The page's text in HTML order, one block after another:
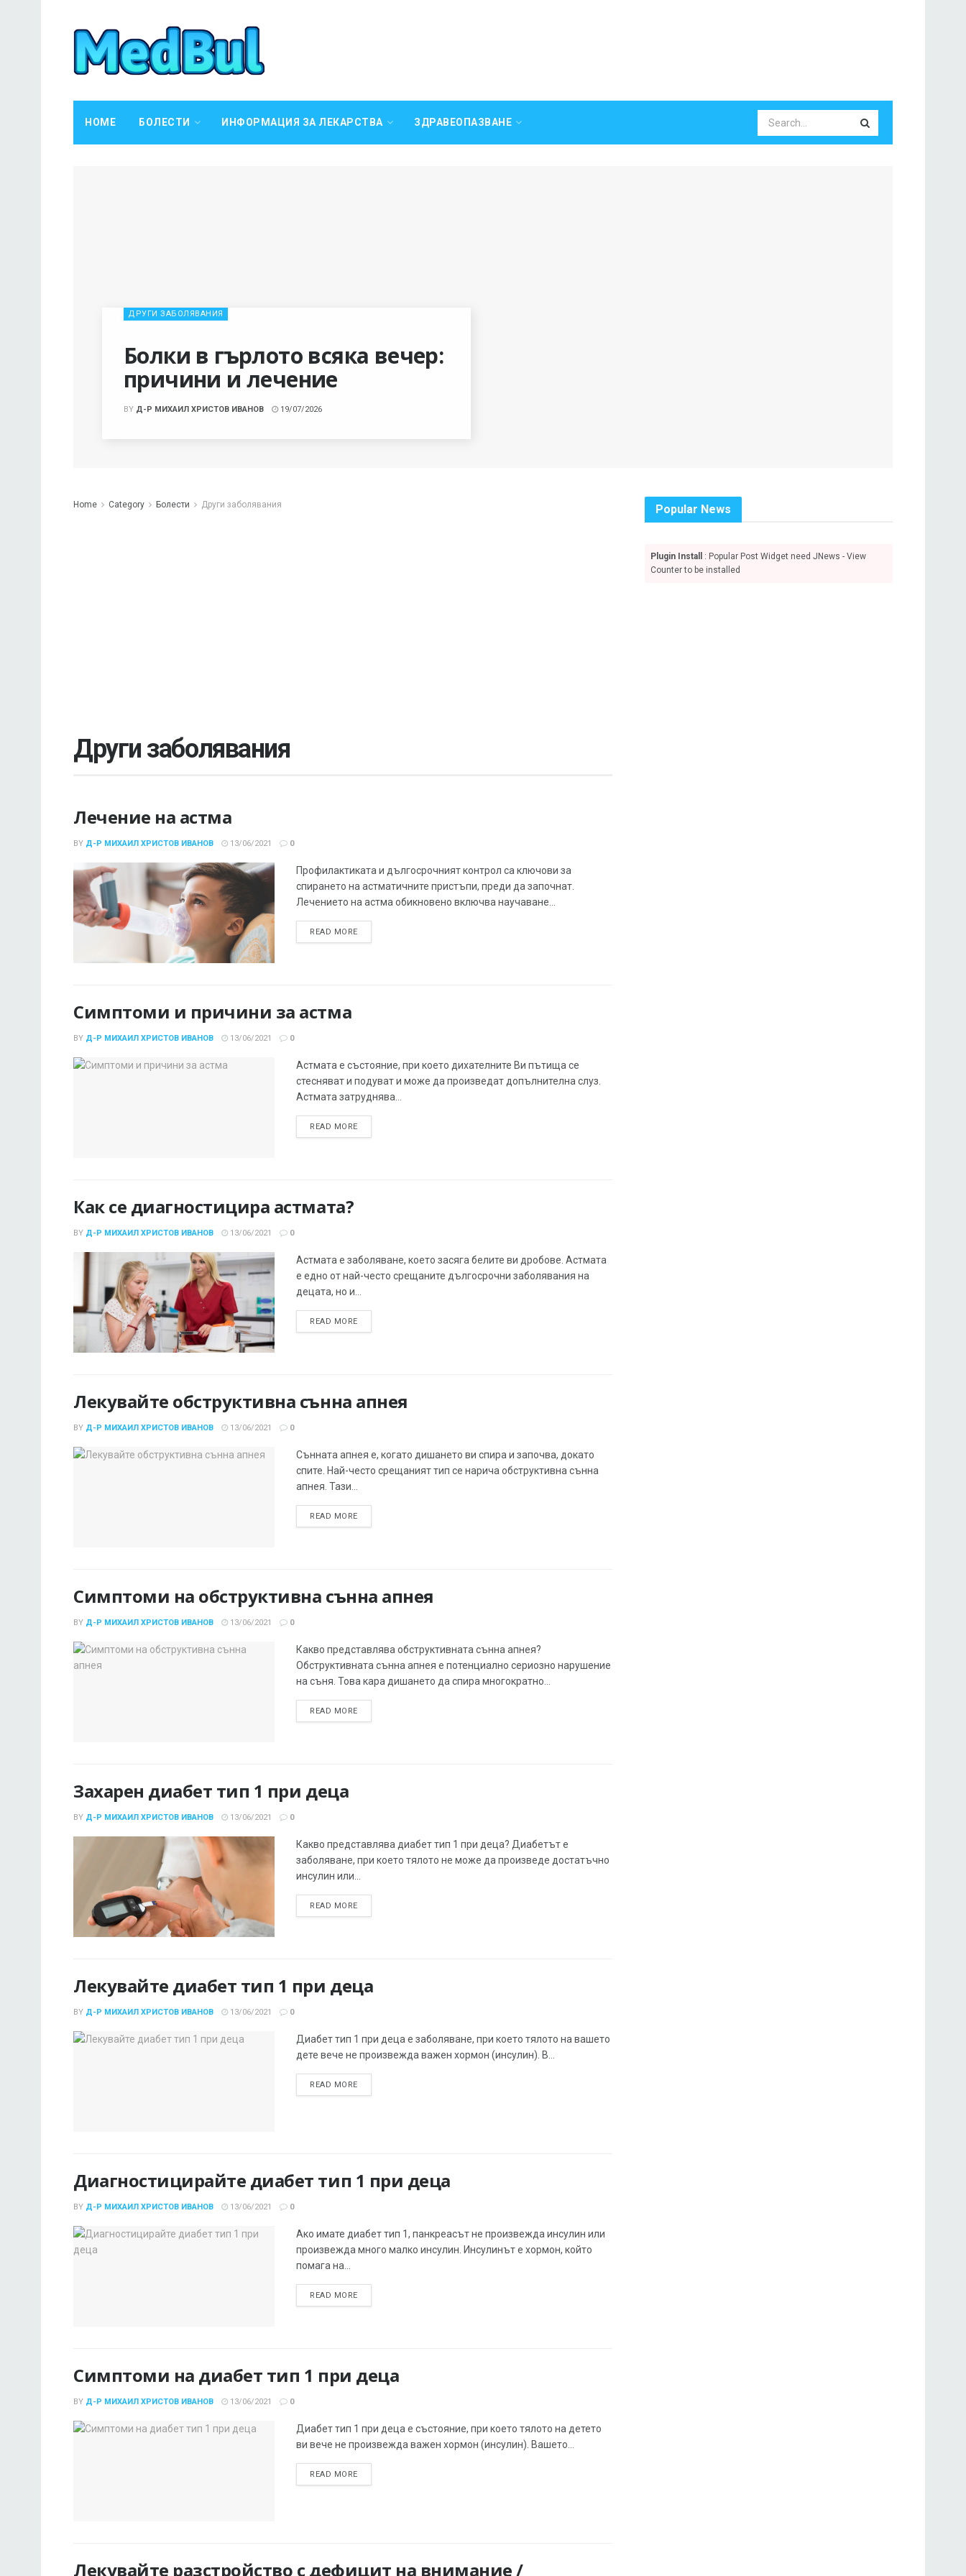
HOME БОЛЕСТИ ИНФОРМАЦИЯ ЗА ЛЕКАРСТВА ЗДРАВЕОПАЗВАНЕ
ДРУГИ ЗАБОЛЯВАНИЯ
Болки в гърлото всяка вечер:
причини и лечение
BY Д-Р МИХАИЛ ХРИСТОВ ИВАНОВ 19/07/2026
Home Category Болести Други заболявания
Други заболявания
Лечение на астма
BY Д-Р МИХАИЛ ХРИСТОВ ИВАНОВ 13/06/2021 0
Профилактиката и дългосрочният контрол са ключови за
спирането на астматичните пристъпи, преди да започнат.
Лечението на астма обикновено включва научаване...
READ MORE
Симптоми и причини за астма
BY Д-Р МИХАИЛ ХРИСТОВ ИВАНОВ 13/06/2021 0
Астмата е състояние, при което дихателните Ви пътища се
стесняват и подуват и може да произведат допълнителна слуз.
Астмата затруднява...
READ MORE
Как се диагностицира астмата?
BY Д-Р МИХАИЛ ХРИСТОВ ИВАНОВ 13/06/2021 0
Астмата е заболяване, което засяга белите ви дробове. Астмата
е едно от най-често срещаните дългосрочни заболявания на
децата, но и...
READ MORE
Лекувайте обструктивна сънна апнея
BY Д-Р МИХАИЛ ХРИСТОВ ИВАНОВ 13/06/2021 0
Сънната апнея е, когато дишането ви спира и започва, докато
спите. Най-често срещаният тип се нарича обструктивна сънна
апнея. Тази...
READ MORE
Симптоми на обструктивна сънна апнея
BY Д-Р МИХАИЛ ХРИСТОВ ИВАНОВ 13/06/2021 0
Какво представлява обструктивната сънна апнея?
Обструктивната сънна апнея е потенциално сериозно нарушение
на съня. Това кара дишането да спира многократно...
READ MORE
Захарен диабет тип 1 при деца
BY Д-Р МИХАИЛ ХРИСТОВ ИВАНОВ 13/06/2021 0
Какво представлява диабет тип 1 при деца? Диабетът е
заболяване, при което тялото не може да произведе достатъчно
инсулин или...
READ MORE
Лекувайте диабет тип 1 при деца
BY Д-Р МИХАИЛ ХРИСТОВ ИВАНОВ 13/06/2021 0
Диабет тип 1 при деца е заболяване, при което тялото на вашето
дете вече не произвежда важен хормон (инсулин). В...
READ MORE
Диагностицирайте диабет тип 1 при деца
BY Д-Р МИХАИЛ ХРИСТОВ ИВАНОВ 13/06/2021 0
Ако имате диабет тип 1, панкреасът не произвежда инсулин или
произвежда много малко инсулин. Инсулинът е хормон, който
помага на...
READ MORE
Симптоми на диабет тип 1 при деца
BY Д-Р МИХАИЛ ХРИСТОВ ИВАНОВ 13/06/2021 0
Диабет тип 1 при деца е състояние, при което тялото на детето
ви вече не произвежда важен хормон (инсулин). Вашето...
READ MORE
Лекувайте разстройство с дефицит на внимание /
Popular News
Plugin Install
: Popular Post Widget need JNews - View
Counter to be installed